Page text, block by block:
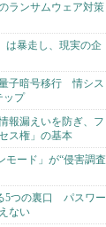
ランサムウェア対策
は暴走し、現実の企
子暗号移行 情シス
ップ
報漏えいを防ぎ、フ
ス権」の基本
モード」が“侵害調査
5つの裏口 パスワー
ない